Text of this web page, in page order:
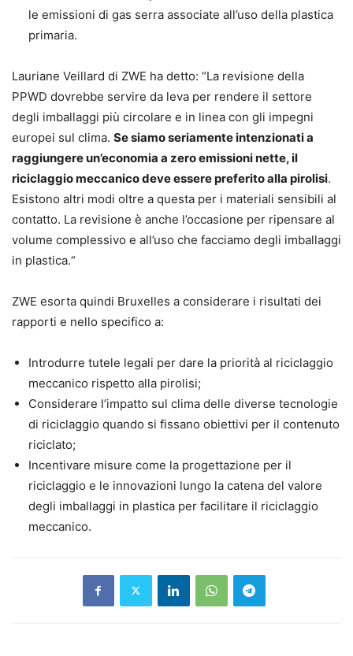
le emissioni di gas serra associate all’uso della plastica
primaria.
Lauriane Veillard di ZWE ha detto: “La revisione della
PPWD dovrebbe servire da leva per rendere il settore
degli imballaggi più circolare e in linea con gli impegni
europei sul clima. Se siamo seriamente intenzionati a
raggiungere un’economia a zero emissioni nette, il
riciclaggio meccanico deve essere preferito alla pirolisi.
Esistono altri modi oltre a questa per i materiali sensibili al
contatto. La revisione è anche l’occasione per ripensare al
volume complessivo e all’uso che facciamo degli imballaggi
in plastica.“
ZWE esorta quindi Bruxelles a considerare i risultati dei
rapporti e nello specifico a:
Introdurre tutele legali per dare la priorità al riciclaggio
meccanico rispetto alla pirolisi;
Considerare l’impatto sul clima delle diverse tecnologie
di riciclaggio quando si fissano obiettivi per il contenuto
riciclato;
Incentivare misure come la progettazione per il
riciclaggio e le innovazioni lungo la catena del valore
degli imballaggi in plastica per facilitare il riciclaggio
meccanico.